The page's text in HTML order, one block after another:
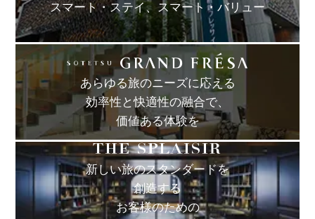
スマート・ステイ、 スマート・バリュー
あらゆる旅のニーズに応える
効率性と快適性の融合で、
価値ある体験を
新しい旅のスタンダードを
創造する
お客様のための